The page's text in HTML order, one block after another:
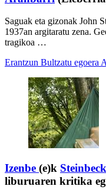
Saguak eta gizonak John
1937an argitaratu zena.
tragikoa …
Erantzun Bultzatu egoera
Izenbe (e)k Steinbeck
liburuaren kritika